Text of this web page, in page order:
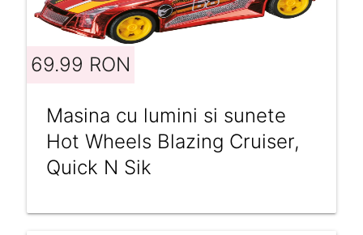
69.99 RON
Masina cu lumini si sunete
Hot Wheels Blazing Cruiser,
Quick N Sik